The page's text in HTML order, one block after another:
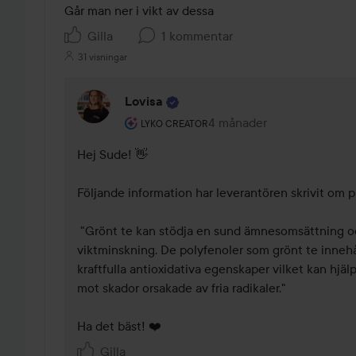
Gilla
1 kommentar
31 visningar
Lovisa
LYKO CREATOR
Användarens roll: Lyko Creator.
4 månader
Kommentaren lades 4
Hej Sude! 👋
Följande information har leverantören skrivit om
viktminskning. De polyfenoler som grönt te
kraftfulla antioxidativa egenskaper vilket kan
mot skador orsakade av fria radikaler."
Ha det bäst! ❤️
Gilla